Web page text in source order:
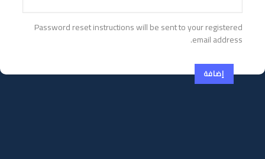
Password reset instructions will be sent to your registered
email address.